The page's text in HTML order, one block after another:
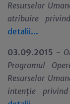
Resurselor
atribuire
detalii...
03.09.2015 -
Programul
Resurselor
intenţie